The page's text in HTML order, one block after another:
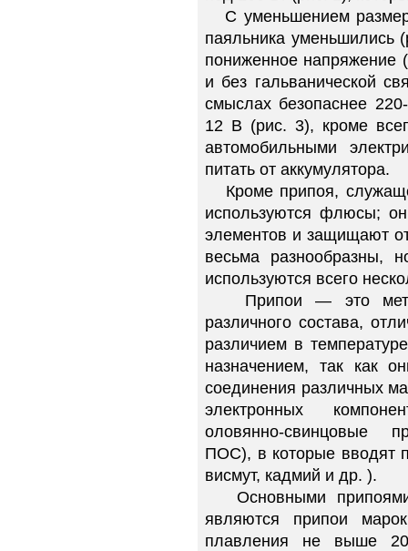
С уменьшением
паяльника уменьшились
пониженное
и без гальванической
смыслах безопаснее
12 В (рис. 3), кроме
автомобильными
питать от аккумулятора.
Кроме припоя,
используются флюсы;
элементов и защищают
весьма разнообразны,
используются всего
Припои — это
различного состава,
различием в
назначением, так как
соединения различных
электронных
оловянно-свинцовые
ПОС), в которые вводят
висмут, кадмий и др. ).
Основными припоями
являются припои
плавления не выше